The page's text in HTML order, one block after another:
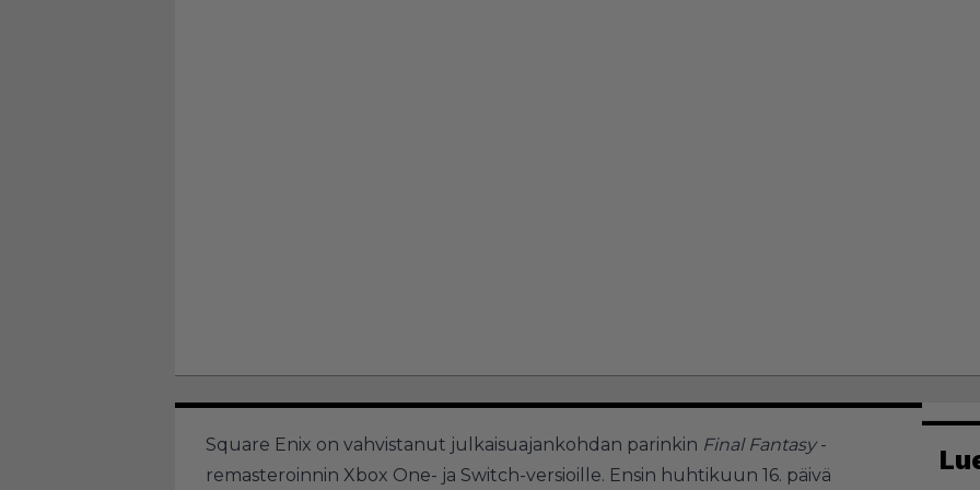
Square Enix on vahvistanut julkaisuajankohdan parinkin Final Fantasy-
remasteroinnin Xbox One- ja Switch-versioille. Ensin huhtikuun 16. päivä